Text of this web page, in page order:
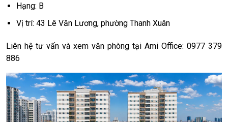
Hạng: B
Vị trí: 43 Lê Văn Lương, phường Thanh Xuân
Liên hệ tư vấn và xem văn phòng tại Ami Office: 0977 379
886